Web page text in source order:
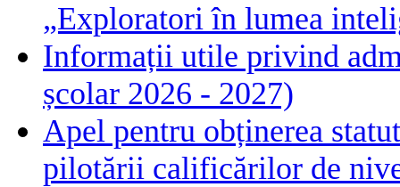
„Exploratori în lumea
Informații utile privind
școlar 2026 - 2027)
Apel pentru obținerea
pilotării calificărilor de